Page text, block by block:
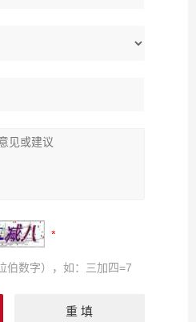
伯数字），如：三加四=7